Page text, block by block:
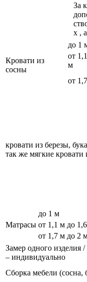
За
х ,
Кровати из
сосны
до 1
от
м
от
кровати из березы,
так же мягкие кровати
Матрасы
до 1 м
от 1,1 м до
от 1,7 м до 2
Замер одного изделия
– индивидуально
Сборка мебели (сосна,